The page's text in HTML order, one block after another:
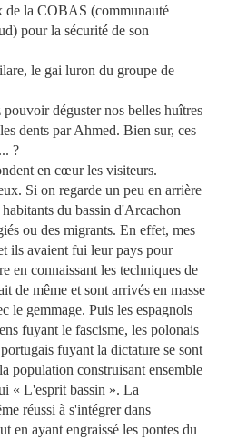
de la COBAS (communauté
pour la sécurité de son
le gai luron du groupe de
déguster nos belles huîtres
dents par Ahmed. Bien sur, ces
?
en cœur les visiteurs.
Si on regarde un peu en arrière
du bassin d'Arcachon
ou des migrants. En effet, mes
ils avaient fui leur pays pour
en connaissant les techniques de
de même et sont arrivés en masse
le gemmage. Puis les espagnols
fuyant le fascisme, les polonais
fuyant la dictature se sont
population construisant ensemble
« L'esprit bassin ». La
réussi à s'intégrer dans
en ayant engraissé les pontes du